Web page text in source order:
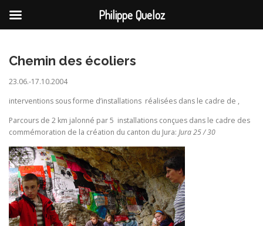
contenu
Chemin des écoliers
23.06.-17.10.2004
interventions sous forme d’installations réalisées dans le cadre de ,
Parcours de 2 km jalonné par 5 installations conçues dans le cadre des
commémoration de la création du canton du Jura: Jura 25 / 30
Philippe Queloz